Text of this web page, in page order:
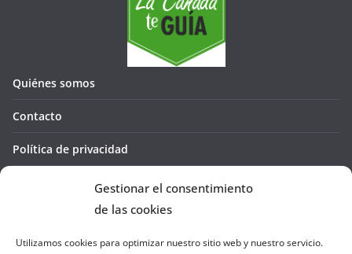
Gestionar el consentimiento
de las cookies
Utilizamos cookies para optimizar nuestro sitio web y nuestro servicio.
Quiénes somos
Contacto
Política de privacidad
Política de cookies (UE)